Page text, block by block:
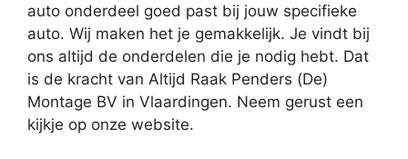
auto onderdeel goed past bij jouw specifieke
auto. Wij maken het je gemakkelijk. Je vindt bij
ons altijd de onderdelen die je nodig hebt. Dat
is de kracht van Altijd Raak Penders (De)
Montage BV in Vlaardingen. Neem gerust een
kijkje op onze website.